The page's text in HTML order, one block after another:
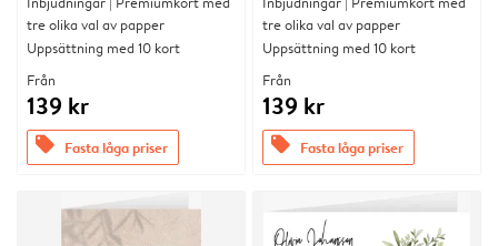
tre olika val av papper
Uppsättning med 10 kort
Från
139 kr
offers Fasta låga priser
tre olika val av papper
Uppsättning med 10 kort
Från
139 kr
offers Fasta låga priser